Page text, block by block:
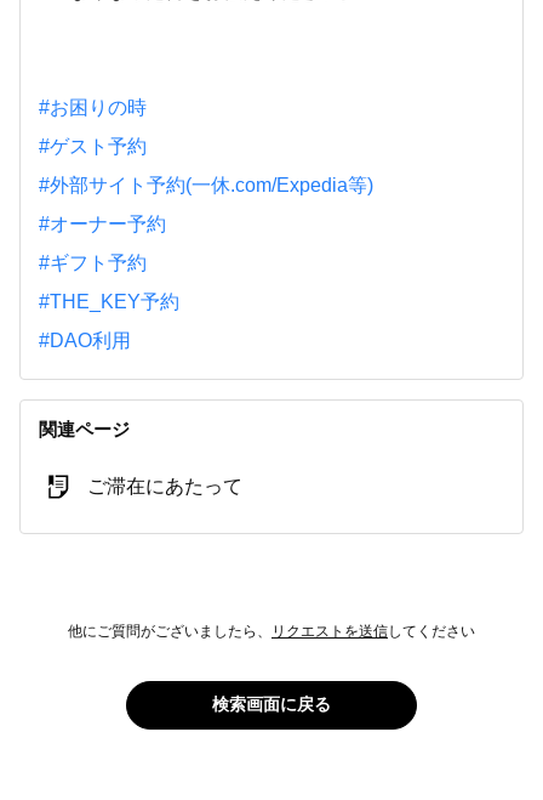
#お困りの時
#ゲスト予約
#外部サイト予約(一休.com/Expedia等)
#オーナー予約
#ギフト予約
#THE_KEY予約
#DAO利用
関連ページ
ご滞在にあたって
他にご質問がございましたら、 リクエストを送信してください
検索画面に戻る